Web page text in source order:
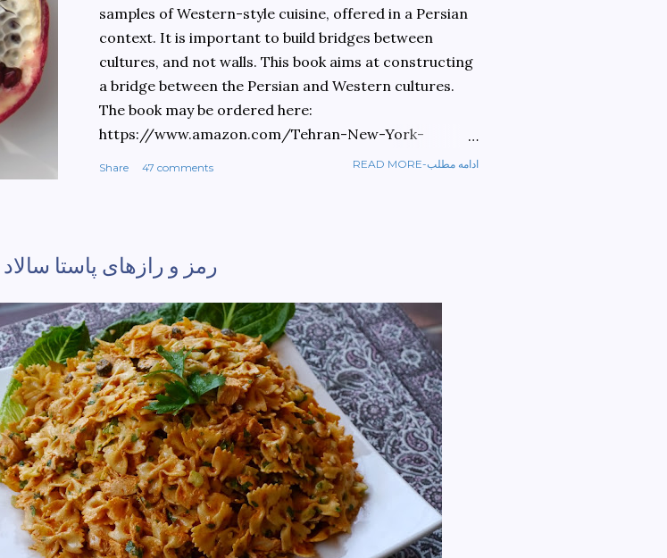
samples of Western-style cuisine, offered in a Persian
context. It is important to build bridges between
cultures, and not walls. This book aims at constructing
a bridge between the Persian and Western cultures.
The book may be ordered here:
https://www.amazon.com/Tehran-New-York-
Share 47 comments READ MORE-ادامه مطلب
رمز و رازهای پاستا